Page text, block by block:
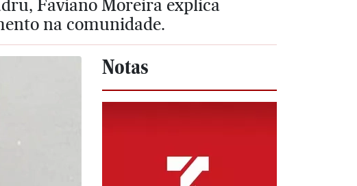
Faviano Moreira explica
na comunidade.
Notas